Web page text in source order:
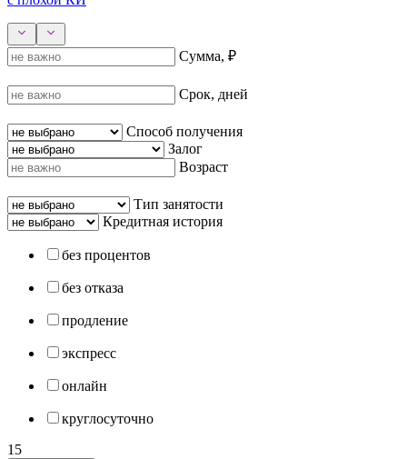
Сумма, ₽
Срок, дней
Способ получения
Залог
Возраст
Тип занятости
Кредитная история
без процентов
без отказа
продление
экспресс
онлайн
круглосуточно
15